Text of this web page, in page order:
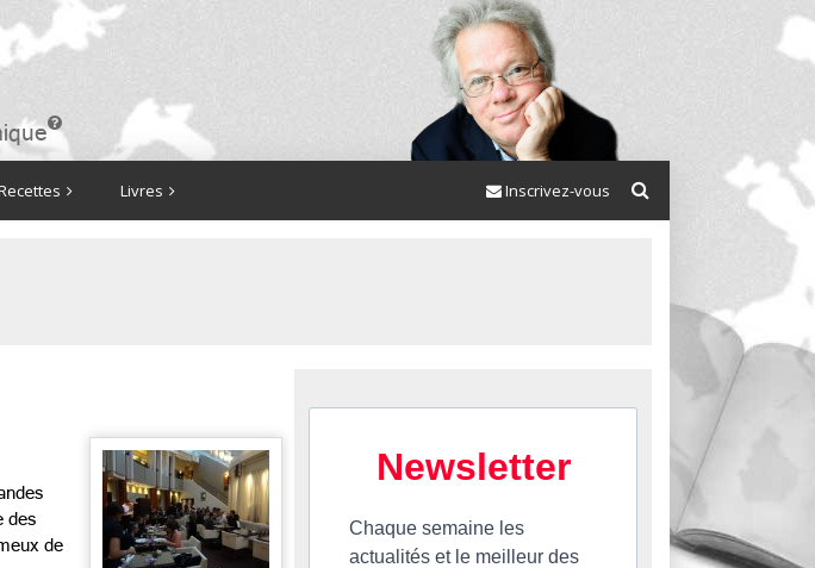

Livres Inscrivez-vous
des
de
Newsletter
Chaque semaine les
actualités et le meilleur des